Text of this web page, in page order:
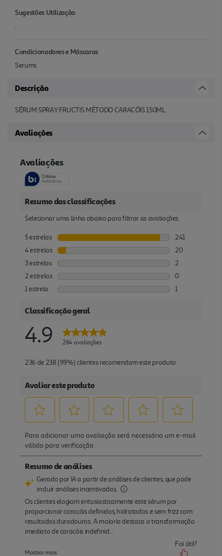
Sugestões Utilização
.
Condicionadores e Máscaras
Serums
Descrição
SÉRUM SPRAY FRUCTIS MÉTODO CARACÓIS 150ML
Avaliações